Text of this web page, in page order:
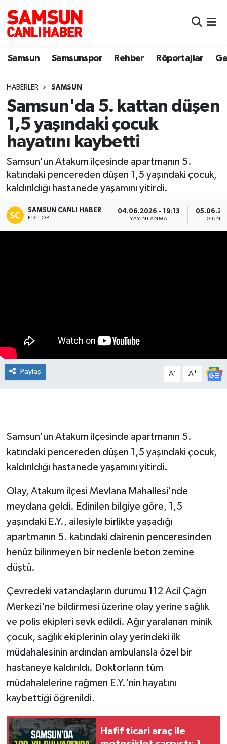
Samsun Samsunspor Rehber Röportajlar
HABERLER SAMSUN
Samsun'da 5. kattan düşen
1,5 yaşındaki çocuk
hayatını kaybetti
Samsun'un Atakum ilçesinde apartmanın 5.
katındaki pencereden düşen 1,5 yaşındaki çocuk,
kaldırıldığı hastanede yaşamını yitirdi.
SAMSUN CANLI HABER
EDITÖR
04.06.2026 - 19:13
YAYINLANMA
Paylaş A- A+
Samsun'un Atakum ilçesinde apartmanın 5.
katındaki pencereden düşen 1,5 yaşındaki çocuk,
kaldırıldığı hastanede yaşamını yitirdi.
Olay, Atakum ilçesi Mevlana Mahallesi'nde
meydana geldi. Edinilen bilgiye göre, 1,5
yaşındaki E.Y., ailesiyle birlikte yaşadığı
apartmanın 5. katındaki dairenin penceresinden
henüz bilinmeyen bir nedenle beton zemine
düştü.
Çevredeki vatandaşların durumu 112 Acil Çağrı
Merkezi'ne bildirmesi üzerine olay yerine sağlık
ve polis ekipleri sevk edildi. Ağır yaralanan minik
çocuk, sağlık ekiplerinin olay yerindeki ilk
müdahalesinin ardından ambulansla özel bir
hastaneye kaldırıldı. Doktorların tüm
müdahalelerine rağmen E.Y.'nin hayatını
kaybettiği öğrenildi.
Hafif ticari araç ile
Samsun
Sokak Röportajları
Genel
Dünya
Sağlık
Yemek
Samsun Nöbetçi Eczaneler
Samsun Hava Durumu
Samsun Namaz Vakitleri
Samsun Trafik Yoğunluk Haritası
Süper Lig Puan Durumu ve Fikstür
Son Dakika Haberleri
Haber Arşivi